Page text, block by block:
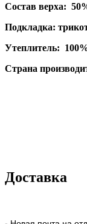
Состав верха:
Подкладка:
Утеплитель:
Страна
Доставка